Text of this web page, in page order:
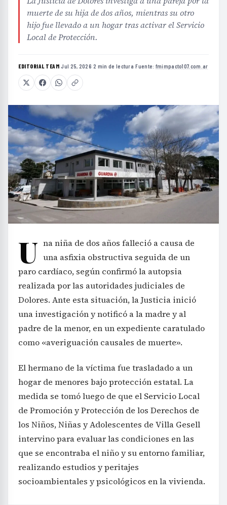
muerte de su hija de dos años, mientras su otro
hijo fue llevado a un hogar tras activar el Servicio
Local de Protección.
EDITORIAL TEAM·Jul 25, 2026·2 min de lectura·Fuente: fmimpacto107.com.ar
U na niña de dos años falleció a causa de
una asfixia obstructiva seguida de un
paro cardíaco, según confirmó la autopsia
realizada por las autoridades judiciales de
Dolores. Ante esta situación, la Justicia inició
una investigación y notificó a la madre y al
padre de la menor, en un expediente caratulado
como «averiguación causales de muerte».
El hermano de la víctima fue trasladado a un
hogar de menores bajo protección estatal. La
medida se tomó luego de que el Servicio Local
de Promoción y Protección de los Derechos de
los Niños, Niñas y Adolescentes de Villa Gesell
intervino para evaluar las condiciones en las
que se encontraba el niño y su entorno familiar,
realizando estudios y peritajes
socioambientales y psicológicos en la vivienda.